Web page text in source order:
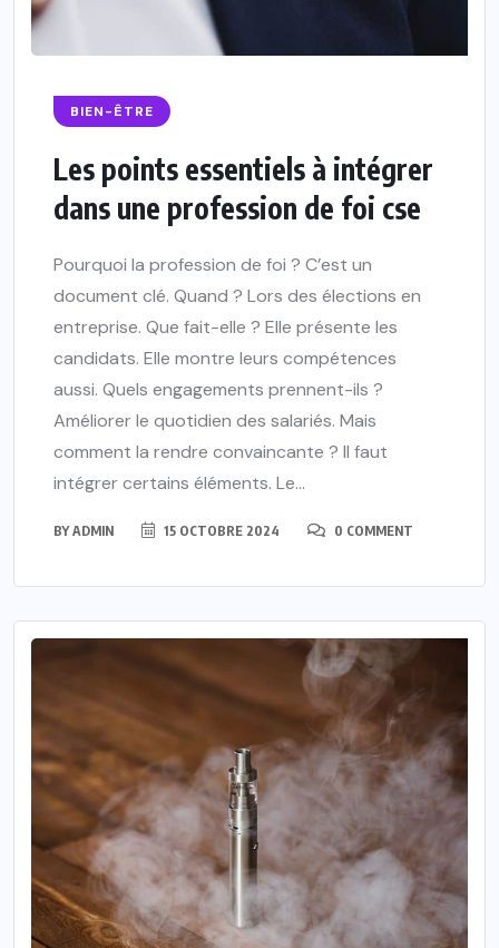
BIEN-ÊTRE
Les points essentiels à intégrer
dans une profession de foi cse
Pourquoi la profession de foi ? C’est un
document clé. Quand ? Lors des élections en
entreprise. Que fait-elle ? Elle présente les
candidats. Elle montre leurs compétences
aussi. Quels engagements prennent-ils ?
Améliorer le quotidien des salariés. Mais
comment la rendre convaincante ? Il faut
intégrer certains éléments. Le...
BYADMIN 15 OCTOBRE 2024 0 COMMENT